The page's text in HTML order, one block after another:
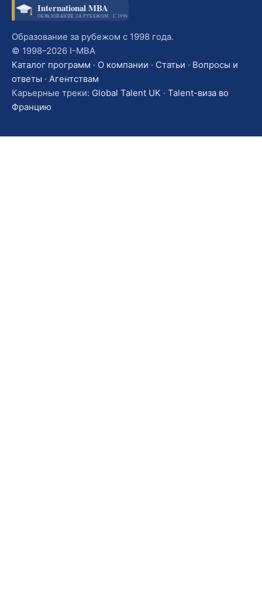
International MBA
ОБРАЗОВАНИЕ ЗА РУБЕЖОМ · С 1998
Образование за рубежом с 1998 года.
© 1998–2026 I-MBA
Каталог программ · О компании · Статьи · Вопросы и
ответы · Агентствам
Карьерные треки: Global Talent UK · Talent-виза во
Францию